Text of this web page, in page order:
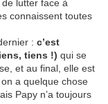
lutter face à
connaissent toutes
: c’est
tiens !) qui se
et au final, elle est
a quelque chose
Papy n’a toujours